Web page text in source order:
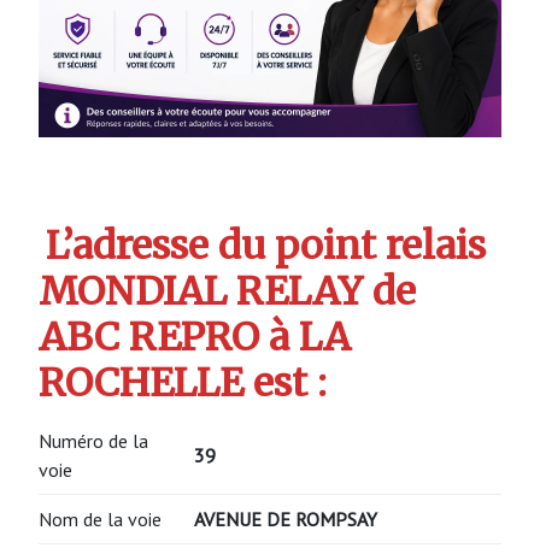
L’adresse du point relais
MONDIAL RELAY de
ABC REPRO à LA
ROCHELLE est :
Numéro de la
voie
39
Nom de la voie AVENUE DE ROMPSAY